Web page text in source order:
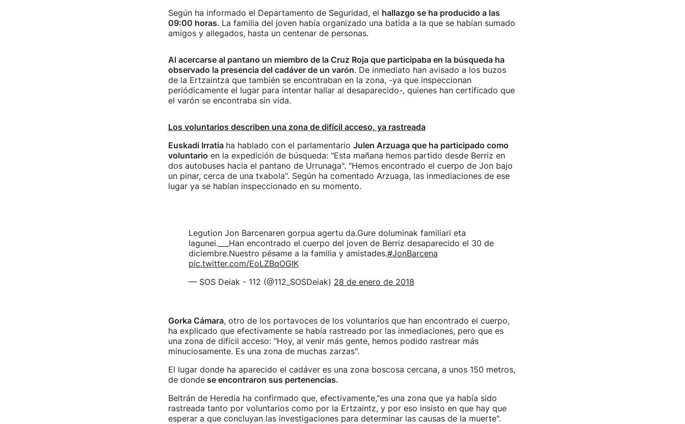
Según ha informado el Departamento de Seguridad, el hallazgo se ha producido a las
09:00 horas. La familia del joven había organizado una batida a la que se habían sumado
amigos y allegados, hasta un centenar de personas.
Al acercarse al pantano un miembro de la Cruz Roja que participaba en la búsqueda ha
observado la presencia del cadáver de un varón. De inmediato han avisado a los buzos
de la Ertzaintza que también se encontraban en la zona, -ya que inspeccionan
periódicamente el lugar para intentar hallar al desaparecido-, quienes han certificado que
el varón se encontraba sin vida.
Los voluntarios describen una zona de difícil acceso, ya rastreada
Euskadi Irratia ha hablado con el parlamentario Julen Arzuaga que ha participado como
voluntario en la expedición de búsqueda: "Esta mañana hemos partido desde Berriz en
dos autobuses hacia el pantano de Urrunaga". "Hemos encontrado el cuerpo de Jon bajo
un pinar, cerca de una txabola". Según ha comentado Arzuaga, las inmediaciones de ese
lugar ya se habían inspeccionado en su momento.
Legution Jon Barcenaren gorpua agertu da.Gure doluminak familiari eta
lagunei.___Han encontrado el cuerpo del joven de Berriz desaparecido el 30 de
diciembre.Nuestro pésame a la familia y amistades.#JonBarcena
pic.twitter.com/EoLZBqOGIK
— SOS Deiak - 112 (@112_SOSDeiak) 28 de enero de 2018
Gorka Cámara, otro de los portavoces de los voluntarios que han encontrado el cuerpo,
ha explicado que efectivamente se había rastreado por las inmediaciones, pero que es
una zona de difícil acceso: "Hoy, al venir más gente, hemos podido rastrear más
minuciosamente. Es una zona de muchas zarzas".
El lugar donde ha aparecido el cadáver es una zona boscosa cercana, a unos 150 metros,
de donde se encontraron sus pertenencias.
Beltrán de Heredia ha confirmado que, efectivamente,"es una zona que ya había sido
rastreada tanto por voluntarios como por la Ertzaintz, y por eso insisto en que hay que
esperar a que concluyan las investigaciones para determinar las causas de la muerte".